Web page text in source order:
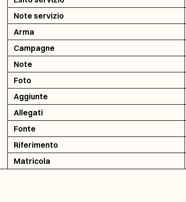
Note servizio
Arma
Campagne
Note
Foto
Aggiunte
Allegati
Fonte
Riferimento
Matricola